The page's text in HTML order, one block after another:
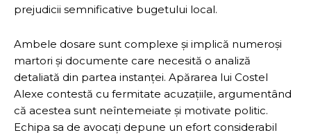
prejudicii semnificative bugetului local.
Ambele dosare sunt complexe și implică numeroși
martori și documente care necesită o analiză
detaliată din partea instanței. Apărarea lui Costel
Alexe contestă cu fermitate acuzațiile, argumentând
că acestea sunt neîntemeiate și motivate politic.
Echipa sa de avocați depune un efort considerabil